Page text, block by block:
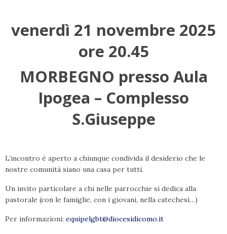
venerdì 21 novembre 2025
ore 20.45
MORBEGNO presso Aula
Ipogea – Complesso
S.Giuseppe
L’incontro è aperto a chiunque condivida il desiderio che le
nostre comunità siano una casa per tutti.
Un invito particolare a chi nelle parrocchie si dedica alla
pastorale (con le famiglie, con i giovani, nella catechesi…)
Per informazioni: equipelgbt@diocesidicomo.it